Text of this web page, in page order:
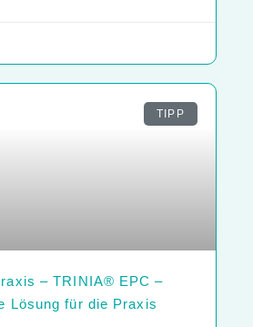
TIPP
– TRINIA® EPC –
Lösung für die Praxis